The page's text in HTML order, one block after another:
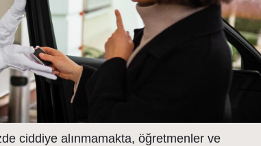
ciddiye alınmamakta, öğretmenler ve